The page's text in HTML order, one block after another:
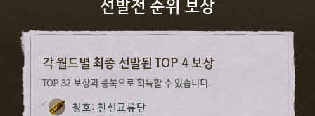
선발전 순위 보상​
각 월드별 최종 선발된 TOP 4 보상​
TOP 32 보상과 중복으로 획득할 수 있습니다.​
칭호: 친선교류단​